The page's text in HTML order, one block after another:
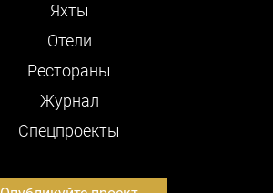
Яхты
Отели
Рестораны
Журнал
Cпецпроекты